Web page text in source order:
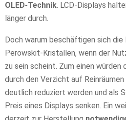
OLED-Technik. LCD-Displays
länger durch.
Doch warum beschäftigen sich die
Perowskit-Kristallen, wenn der
zu sein scheint. Zum einen
durch den Verzicht auf
deutlich reduziert werden und als
Preis eines Displays senken. Ein